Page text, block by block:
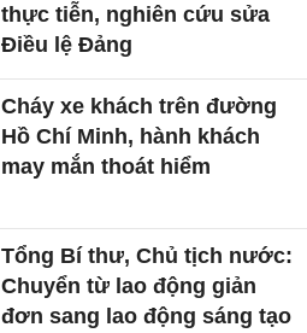
thực tiễn, nghiên cứu sửa
Điều lệ Đảng
Cháy xe khách trên đường
Hồ Chí Minh, hành khách
may mắn thoát hiểm
Tổng Bí thư, Chủ tịch nước:
Chuyển từ lao động giản
đơn sang lao động sáng tạo